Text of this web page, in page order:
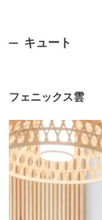
キュート
フェニックス雲